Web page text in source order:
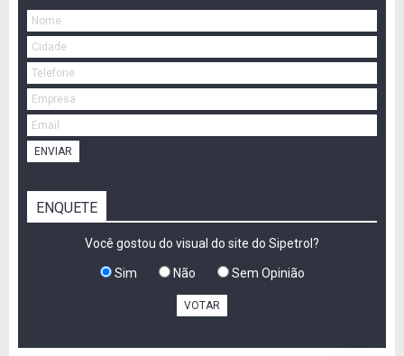
ENVIAR
ENQUETE
Você gostou do visual do site do Sipetrol?
Sim Não Sem Opinião
VOTAR